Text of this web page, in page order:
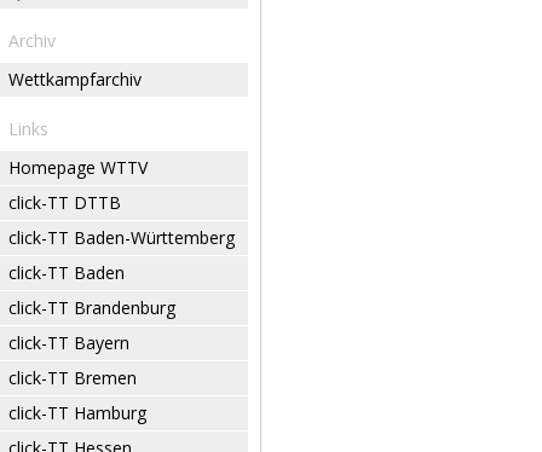
Archiv
Wettkampfarchiv
Links
Homepage WTTV
click-TT DTTB
click-TT Baden-Württemberg
click-TT Baden
click-TT Brandenburg
click-TT Bayern
click-TT Bremen
click-TT Hamburg